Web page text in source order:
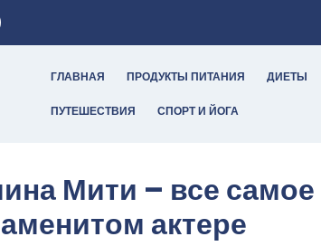
ГЛАВНАЯ ПРОДУКТЫ ПИТАНИЯ ДИЕТЫ
ПУТЕШЕСТВИЯ СПОРТ И ЙОГА
Мити – все самое
актере